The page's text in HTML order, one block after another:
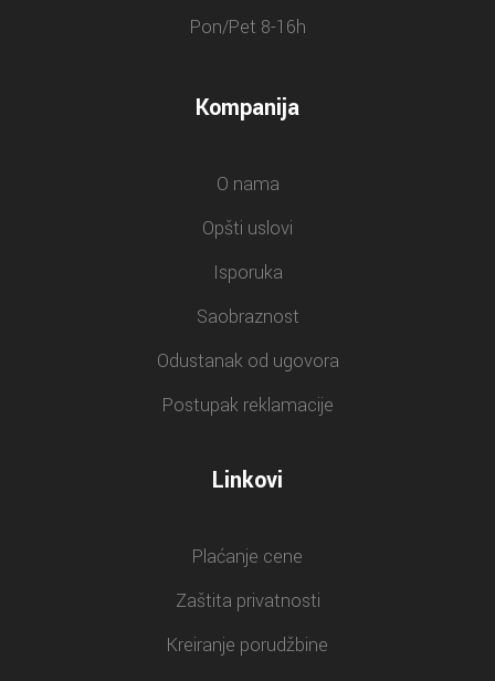
Pon/Pet 8-16h
Kompanija
O nama
Opšti uslovi
Isporuka
Saobraznost
Odustanak od ugovora
Postupak reklamacije
Linkovi
Plaćanje cene
Zaštita privatnosti
Kreiranje porudžbine